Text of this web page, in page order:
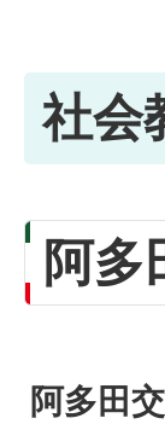
社会
阿多
阿多田